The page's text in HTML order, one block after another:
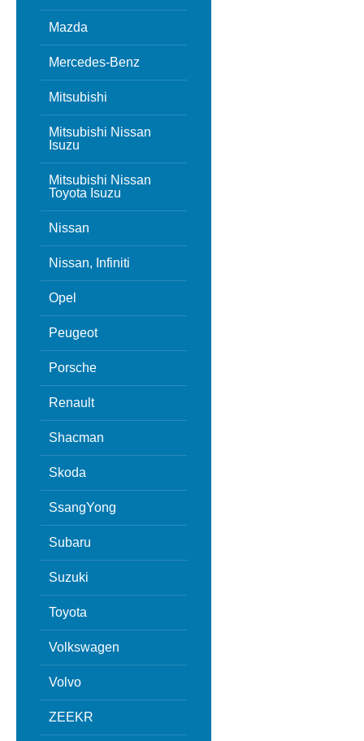
Mazda
Mercedes-Benz
Mitsubishi
Mitsubishi Nissan
Isuzu
Mitsubishi Nissan
Toyota Isuzu
Nissan
Nissan, Infiniti
Opel
Peugeot
Porsche
Renault
Shacman
Skoda
SsangYong
Subaru
Suzuki
Toyota
Volkswagen
Volvo
ZEEKR